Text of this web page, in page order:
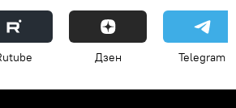
Дзен Telegram